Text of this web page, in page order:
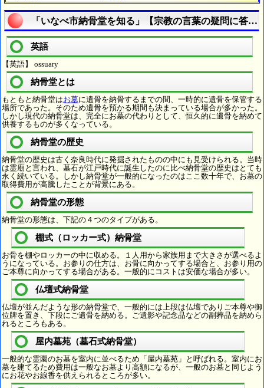
「いなべ市納骨堂を知る」【宗教の言葉の疑問に答え
英語
【英語】 ossuary
納骨堂とは
もともと納骨堂はお墓に遺骨を納骨するまでの間、一時的に遺骨を保管する
場所であった。そのため遺骨を預かる期間も決まっている場合が多かった。
しかし現代の納骨堂は、完全にお墓の代わりとして、恒久的に遺骨を納めて
供養するものが多くなっている。
納骨堂の歴史
納骨堂の歴史は古く奈良時代に発掘されたものの中にも見受けられる。当時
は霊廟と言われ、墓石が江戸時代に誕生したのに比べ納骨堂の歴史はとても
永く続いている。しかし納骨堂が一般的になったのはここ数十年で、お墓の
取得費用が高騰したことが背景にある。
納骨堂の形態
納骨堂の形態は、下記の４つのタイプがある。
棚式（ロッカー式）納骨堂
お骨を棚やロッカーの中に収める。１人用から家族用まで大きさが選べるよ
うになっている。お参りの仕方は、お骨に向かってする場合と、お参り用の
ご本尊に向かってする場合がある。一般的にコストは安価な場合が多い。
仏壇式納骨堂
仏壇が並んだような形の納骨堂で、一般的には上段は仏壇でありご本尊や御
位牌を置き、下段にご遺骨を納める。ご遺影や記念品などの副葬品を納めら
れるところもある。
屋内墓苑（墓石式納骨堂）
一般的な霊園のお墓を室内に並べるため「屋内墓苑」と呼ばれる。室内にお
墓を建てるため費用は一般なお墓より高額になるが、一般のお墓と同じよう
にお花やお線香を供えられるところが多い。